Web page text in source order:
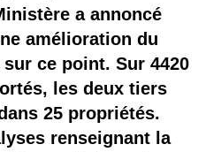
a annoncé
amélioration du
ce point. Sur 4420
les deux tiers
25 propriétés.
renseignant la